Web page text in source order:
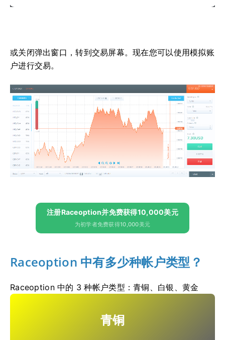
或关闭弹出窗口，转到交易屏幕。现在您可以使用模拟账
户进行交易。
注册Raceoption并免费获得10,000美元
为初学者免费获得10,000美元
Raceoption 中有多少种帐户类型？
Raceoption 中的 3 种帐户类型：青铜、白银、黄金
青铜